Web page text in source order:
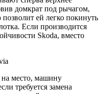
домкрат под рычагом,
ей легко покинуть
Если производится
Skoda, вместо
на место, машину
требуется замена